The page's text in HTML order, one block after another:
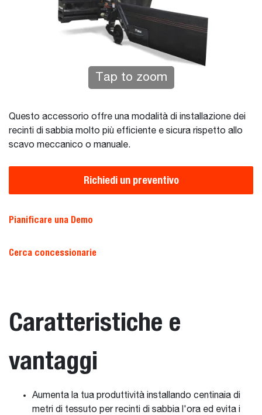
Tap to zoom
Questo accessorio offre una modalità di installazione dei
recinti di sabbia molto più efficiente e sicura rispetto allo
scavo meccanico o manuale.
Richiedi un preventivo
Pianificare una Demo
Cerca concessionarie
Caratteristiche e
vantaggi
Aumenta la tua produttività installando centinaia di
metri di tessuto per recinti di sabbia l'ora ed evita i